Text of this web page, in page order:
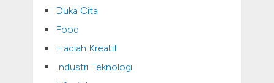
Duka Cita
Food
Hadiah Kreatif
Industri Teknologi